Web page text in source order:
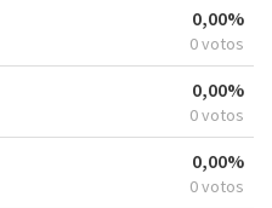
0,00%
0 votos
0,00%
0 votos
0,00%
0 votos